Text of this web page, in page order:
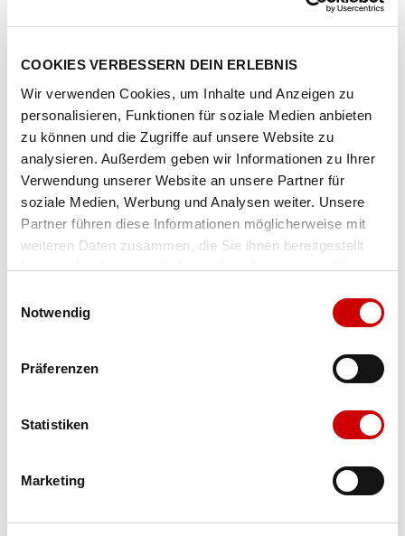
COOKIES VERBESSERN DEIN ERLEBNIS
Wir verwenden Cookies, um Inhalte und Anzeigen zu
personalisieren, Funktionen für soziale Medien anbieten
zu können und die Zugriffe auf unsere Website zu
analysieren. Außerdem geben wir Informationen zu Ihrer
Verwendung unserer Website an unsere Partner für
soziale Medien, Werbung und Analysen weiter. Unsere
Partner führen diese Informationen möglicherweise mit
weiteren Daten zusammen, die Sie ihnen bereitgestellt
haben oder die sie im Rahmen Ihrer Nutzung der Dienste
Notwendig
Präferenzen
Statistiken
Marketing
Artikel-Nr.783220-01-red-white
Farbe red-white
IN DEN WARENKORB
Bis 17:00 Uhr bestellen: morgen geliefert - ab CHF 50.00